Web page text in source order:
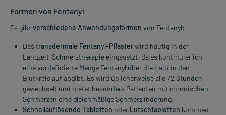
Formen von Fentanyl
Es gibtverschiedene Anwendungsformen von Fentanyl:
Das transdermale Fentanyl-Pflasterwird häufig in der
Langzeit-Schmerztherapie eingesetzt, da es kontinuierlich
eine vordefinierte Menge Fentanyl über die Haut in den
Blutkreislauf abgibt. Es wird üblicherweise alle 72 Stunden
gewechselt und bietet besonders Patienten mit chronischen
Schmerzen eine gleichmäßige Schmerzlinderung.
Schnellauflösende Tabletten oder Lutschtabletten kommen